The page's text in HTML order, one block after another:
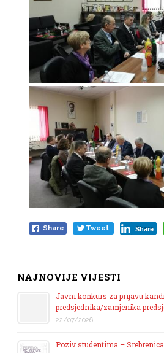
Share Tweet Share
NAJNOVIJE VIJESTI
Javni konkurs za prijavu
predsjednika/zamjenika
22/07/2026
Poziv studentima –